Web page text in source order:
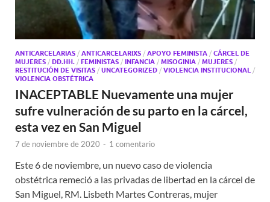
ANTICARCELARIAS / ANTICARCELARIXS / APOYO FEMINISTA / CÁRCEL DE
MUJERES / DD.HH. / FEMINISTAS / INFANCIA / MISOGINIA / MUJERES /
RESTITUCIÓN DE VISITAS / UNCATEGORIZED / VIOLENCIA INSTITUCIONAL /
VIOLENCIA OBSTÉTRICA
INACEPTABLE Nuevamente una mujer
sufre vulneración de su parto en la cárcel,
esta vez en San Miguel
7 de noviembre de 2020 - 1 comentario
Este 6 de noviembre, un nuevo caso de violencia
obstétrica remeció a las privadas de libertad en la cárcel de
San Miguel, RM. Lisbeth Martes Contreras, mujer